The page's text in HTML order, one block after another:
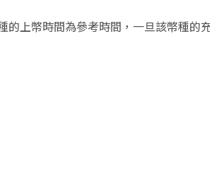
的上幣時間為參考時間，一旦該幣種的